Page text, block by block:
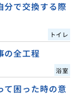
分で交換する際
トイレ
の全工程
浴室
て困った時の意